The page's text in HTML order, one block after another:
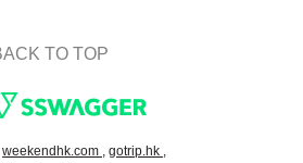
TO TOP
weekendhk.com , gotrip.hk ,